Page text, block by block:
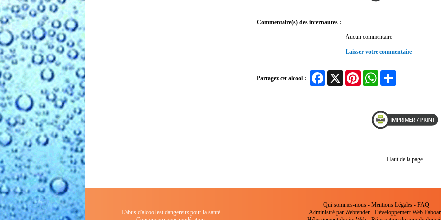
Commentaire(s) des internautes :
Aucun commentaire
Laisser votre commentaire
Partagez cet alcool :
FacebookX Pinterest WhatsApp
Haut de la page
L'abus d'alcool est dangereux pour la santé
Qui sommes-nous- Mentions Légales- FAQ
Administré par Webtender - Développement Web